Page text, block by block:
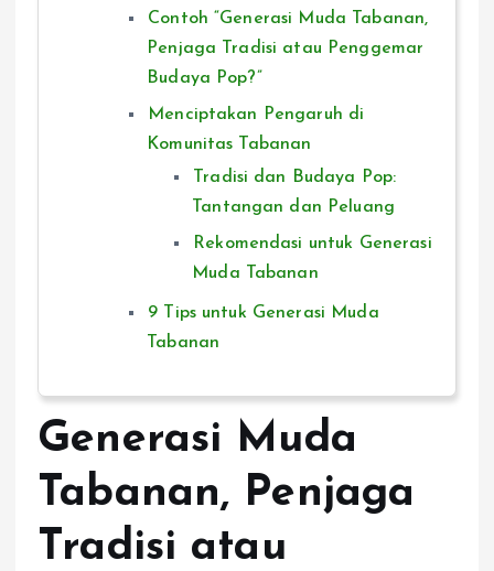
Contoh “Generasi Muda Tabanan,
Penjaga Tradisi atau Penggemar
Budaya Pop?”
Menciptakan Pengaruh di
Komunitas Tabanan
Tradisi dan Budaya Pop:
Tantangan dan Peluang
Rekomendasi untuk Generasi
Muda Tabanan
9 Tips untuk Generasi Muda
Tabanan
Generasi Muda
Tabanan, Penjaga
Tradisi atau